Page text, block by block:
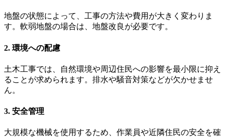
地盤の状態によって、工事の方法や費用が大きく変わりま
す。軟弱地盤の場合は、地盤改良が必要です。
2. 環境への配慮
土木工事では、自然環境や周辺住民への影響を最小限に抑え
ることが求められます。排水や騒音対策などが欠かせませ
ん。
3. 安全管理
大規模な機械を使用するため、作業員や近隣住民の安全を確